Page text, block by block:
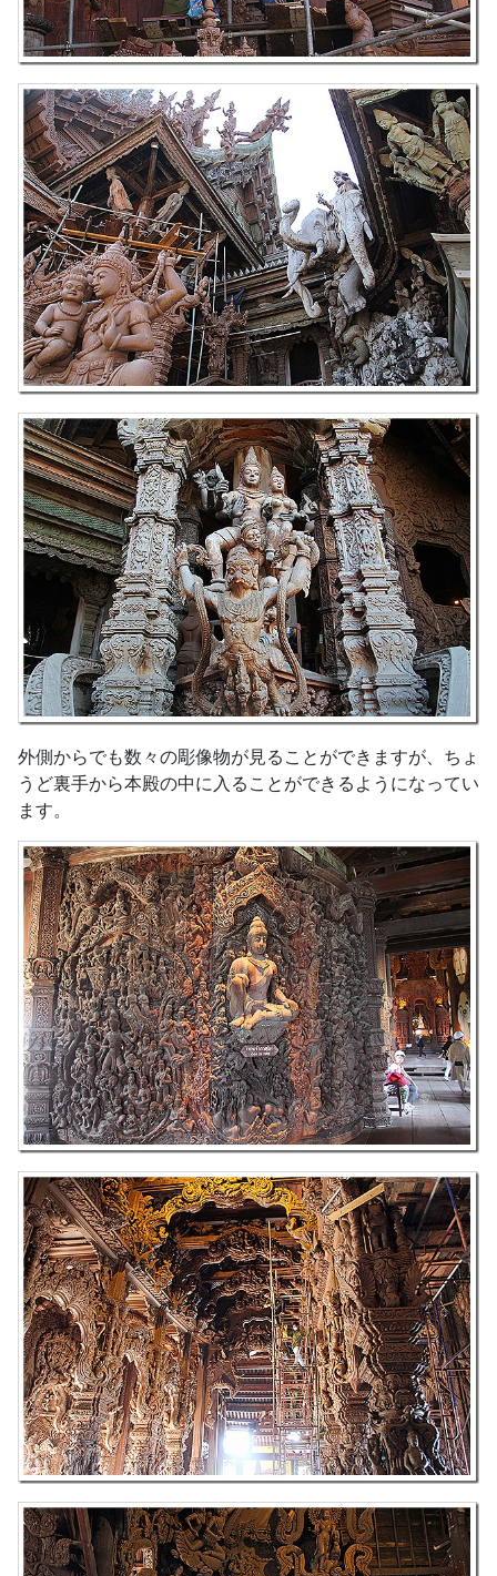
外側からでも数々の彫像物が見ることができますが、ちょ
うど裏手から本殿の中に入ることができるようになってい
ます。